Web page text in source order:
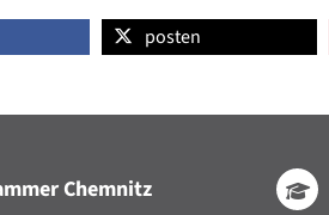
posten
Chemnitz